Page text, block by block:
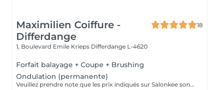
Maximilien Coiffure -
Differdange
18
1, Boulevard Emile Krieps Differdange L-4620
Forfait balayage + Coupe + Brushing
Ondulation (permanente)
Veuillez prendre note que les prix indiqués sur Salonkee sont communiqués à titre informatif et s'entendent de base. Ces derniers sont susceptibles de varier selon le diagnostic réalisé à votre arrivée au salon et l'expertise du professionnel à qui vous confiez votre beauté. Dans tous les cas, un devis précis vous sera proposé et toutes réalisations de prestations seront effectuées avec votre accord. Un grand merci d'avance pour votre compréhension. Au plaisir de vous recevoir très vite.